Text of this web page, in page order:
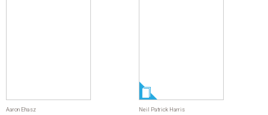
Aaron Ehasz Neil Patrick Harris